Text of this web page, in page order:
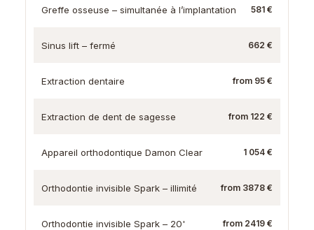
Greffe osseuse – simultanée à l’implantation 581 €
Sinus lift – fermé 662 €
Extraction dentaire from 95 €
Extraction de dent de sagesse from 122 €
Appareil orthodontique Damon Clear 1 054 €
Orthodontie invisible Spark – illimité from 3878 €
Orthodontie invisible Spark – 20' from 2419 €